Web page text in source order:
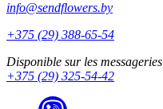
info@sendflowers.by
+375 (29) 388-65-54
Disponible sur les messageries
+375 (29) 325-54-42